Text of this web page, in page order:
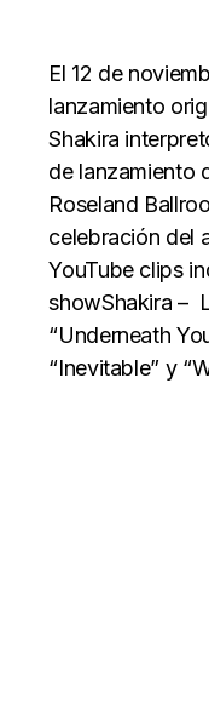
El 12 de
lanzamiento
Shakira
de lanzamiento
Roseland
celebración del
YouTube clips
showShakira –
“Underneath
“Inevitable” y